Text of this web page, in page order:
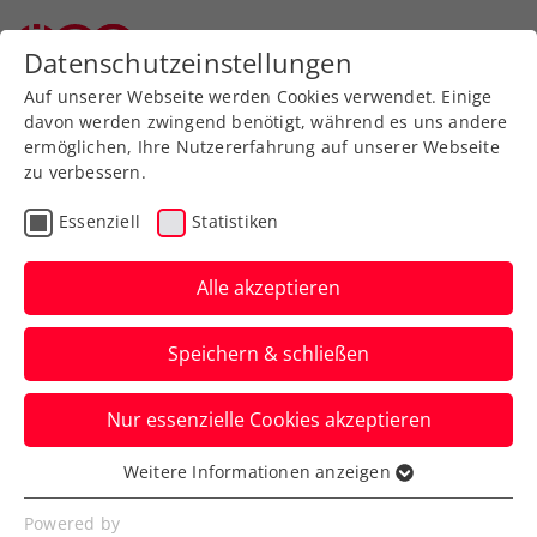
Aktuelle News
News filtern
Datenschutzeinstellungen
Auf unserer Webseite werden Cookies verwendet. Einige
davon werden zwingend benötigt, während es uns andere
ermöglichen, Ihre Nutzererfahrung auf unserer Webseite
zu verbessern.
Essenziell Statistiken
Alle akzeptieren
Speichern & schließen
Nur essenzielle Cookies akzeptieren
Essenziell
Essenzielle Cookies werden für grundlegende
Weitere Informationen anzeigen
Powered by